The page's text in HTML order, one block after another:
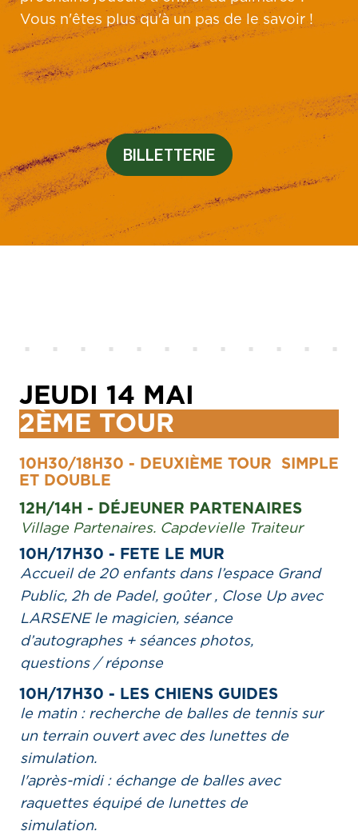
Vous n'êtes plus qu'à un pas de le savoir !
BILLETTERIE
JEUDI 14 MAI
2ÈME TOUR
10H30/18H30 - DEUXIÈME TOUR SIMPLE
ET DOUBLE
12H/14H - DÉJEUNER PARTENAIRES
Village Partenaires. Capdevielle Traiteur
10H/17H30 - FETE LE MUR
Accueil de 20 enfants dans l’espace Grand
Public, 2h de Padel, goûter , Close Up avec
LARSENE le magicien, séance
d’autographes + séances photos,
questions / réponse
10H/17H30 - LES CHIENS GUIDES
le matin : recherche de balles de tennis sur
un terrain ouvert avec des lunettes de
simulation.
l'après-midi : échange de balles avec
raquettes équipé de lunettes de
simulation.